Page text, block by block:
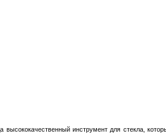
инструмент для стекла,